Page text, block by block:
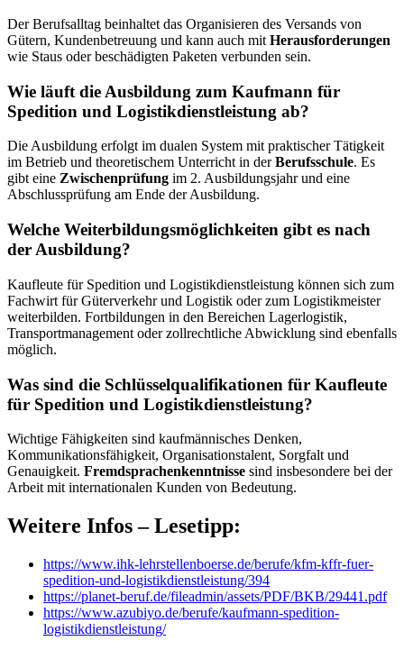
Der Berufsalltag beinhaltet das Organisieren des Versands von
Gütern, Kundenbetreuung und kann auch mit Herausforderungen
wie Staus oder beschädigten Paketen verbunden sein.
Wie läuft die Ausbildung zum Kaufmann für
Spedition und Logistikdienstleistung ab?
Die Ausbildung erfolgt im dualen System mit praktischer Tätigkeit
im Betrieb und theoretischem Unterricht in derBerufsschule. Es
gibt eine Zwischenprüfung im 2. Ausbildungsjahr und eine
Abschlussprüfung am Ende der Ausbildung.
Welche Weiterbildungsmöglichkeiten gibt es nach
der Ausbildung?
Kaufleute für Spedition und Logistikdienstleistung können sich zum
Fachwirt für Güterverkehr und Logistik oder zum Logistikmeister
weiterbilden. Fortbildungen in den Bereichen Lagerlogistik,
Transportmanagement oder zollrechtliche Abwicklung sind ebenfalls
möglich.
Was sind die Schlüsselqualifikationen für Kaufleute
für Spedition und Logistikdienstleistung?
Wichtige Fähigkeiten sind kaufmännisches Denken,
Kommunikationsfähigkeit, Organisationstalent, Sorgfalt und
Genauigkeit. Fremdsprachenkenntnisse sind insbesondere bei der
Arbeit mit internationalen Kunden von Bedeutung.
Weitere Infos – Lesetipp:
https://www.ihk-lehrstellenboerse.de/berufe/kfm-kffr-fuer-
spedition-und-logistikdienstleistung/394
https://planet-beruf.de/fileadmin/assets/PDF/BKB/29441.pdf
https://www.azubiyo.de/berufe/kaufmann-spedition-
logistikdienstleistung/